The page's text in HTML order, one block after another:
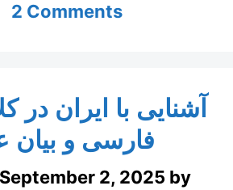
2 Comments
آشنایی با ایران در
فارسی و بیان
September 2, 2025 by